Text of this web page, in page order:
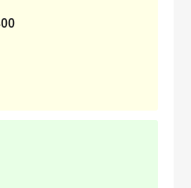
ア宿泊券[2名:1泊朝食
入館優待券 10枚 セ